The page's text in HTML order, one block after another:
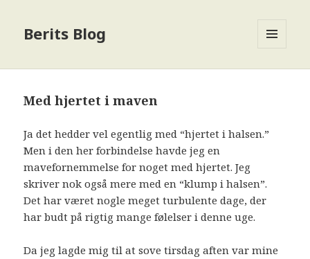
Berits Blog
Med hjertet i maven
Ja det hedder vel egentlig med “hjertet i halsen.”
Men i den her forbindelse havde jeg en
mavefornemmelse for noget med hjertet. Jeg
skriver nok også mere med en “klump i halsen”.
Det har været nogle meget turbulente dage, der
har budt på rigtig mange følelser i denne uge.
Da jeg lagde mig til at sove tirsdag aften var mine